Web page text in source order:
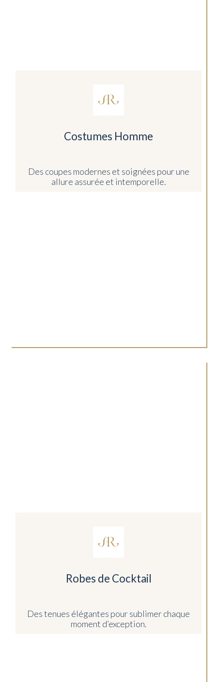
Costumes Homme
Des coupes modernes et soignées pour une
allure assurée et intemporelle.
Robes de Cocktail
Des tenues élégantes pour sublimer chaque
moment d’exception.